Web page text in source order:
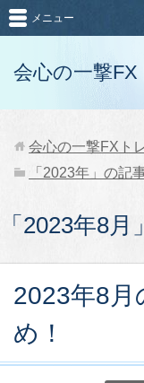
会心の一撃FX
メニュー
会心の一撃FXト
「2023年」の記
「2023年8
2023年8月
め！